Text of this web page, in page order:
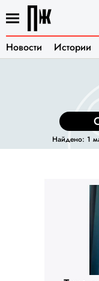
Новости Истории
Найдено: 1